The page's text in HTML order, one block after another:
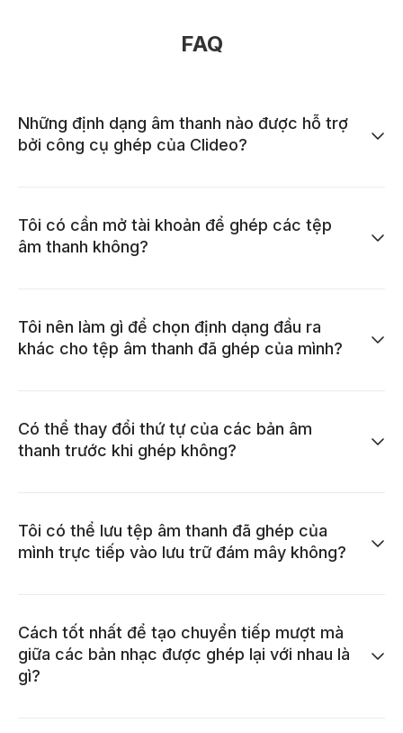
FAQ
Những định dạng âm thanh nào được hỗ trợ
bởi công cụ ghép của Clideo?
Tôi có cần mở tài khoản để ghép các tệp
âm thanh không?
Tôi nên làm gì để chọn định dạng đầu ra
khác cho tệp âm thanh đã ghép của mình?
Có thể thay đổi thứ tự của các bản âm
thanh trước khi ghép không?
Tôi có thể lưu tệp âm thanh đã ghép của
mình trực tiếp vào lưu trữ đám mây không?
Cách tốt nhất để tạo chuyển tiếp mượt mà
giữa các bản nhạc được ghép lại với nhau là
gì?